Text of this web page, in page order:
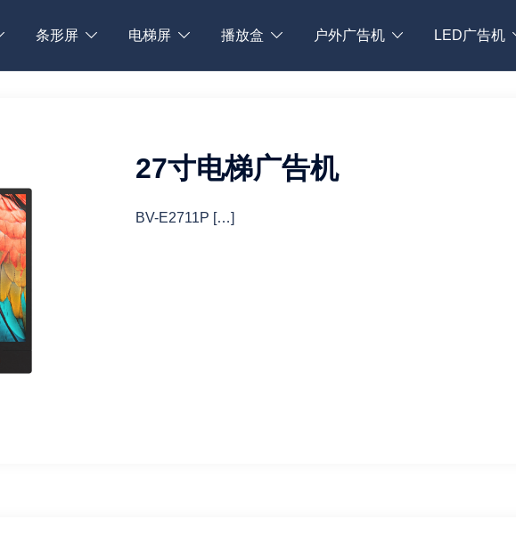
条形屏 电梯屏 播放盒 户外广告机 LED广告机
27寸电梯广告机
BV-E2711P […]